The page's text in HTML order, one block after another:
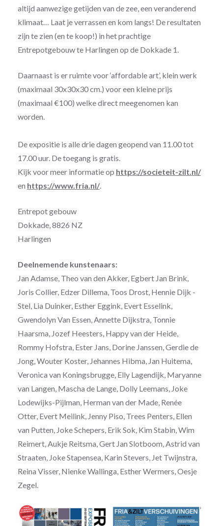
altijd aanwezige getijden van de zee, een veranderend
klimaat… Laat je verrassen en kom langs! De resultaten
zijn te zien (en te koop!) in het prachtige
Entrepotgebouw te Harlingen op de Dokkade 1.
Daarnaast is er ruimte voor ‘affordable art’, klein werk
(maximaal 30x30x30 cm.) voor een kleine prijs
(maximaal €100) welke direct meegenomen kan
worden.
De expositie is alle drie dagen geopend van 11.00 tot
17.00 uur. De toegang is gratis.
Kijk voor meer informatie op https://societeit-zilt.nl/
en https://www.fria.nl/.
Entrepot gebouw
Dokkade, 8826 NZ
Harlingen
Deelnemende kunstenaars:
Jan Adamse, Theo van den Akker, Egbert Jan Brink,
Joris Collier, Edzer Dillema, Toos Drost, Hennie Dijk -
Stel, Lia Duinker, Esther Eggink, Evert Esselink,
Gwendolyn Van Essen, Annette Dijkstra, Tonnie
Haarsma, Jozef Heesters, Happy van der Heide,
Rommy Hofstra, Ester Jans, Dorine Janssen, Gerdie de
Jong, Wouter Koster, Jehannes Hibma, Jan Huitema,
Veronica van Koningsbrugge, Elly Lagendijk, Maryanne
van Langen, Mascha de Lange, Dolly Leemans, Joke
Lodewijks-Pijlman, Herman van der Made, Renée
Otter, Evert Meilink, Jenny Piso, Trees Penters, Ellen
van Putten, Joke Schepers, Erik Sok, Kim Stabin, Wim
Reimert, Aukje Reitsma, Gert Jan Slotboom, Astrid van
Straaten, Joke Stapensea, Karin Stevers, Jet Twijnstra,
Reina Visser, Nienke Wallinga, Esther Wermers, Oesje
Zegel.